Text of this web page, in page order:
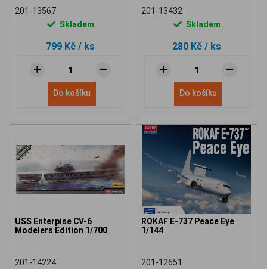
201-13567
Skladem
799 Kč / ks
Do košíku
201-13432
Skladem
280 Kč / ks
Do košíku
USS Enterpise CV-6
Modelers Edition 1/700
201-14224
ROKAF E-737 Peace Eye
1/144
201-12651